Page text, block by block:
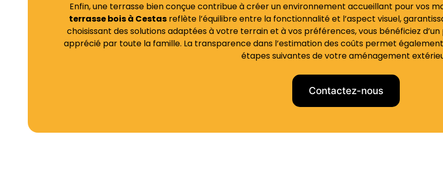
Enfin, une terrasse bien conçue contribue à créer un environnement accueillant pour vos
terrasse bois à Cestas reflète l’équilibre entre la fonctionnalité et l’aspect visuel,
choisissant des solutions adaptées à votre terrain et à vos préférences, vous bénéficiez
apprécié par toute la famille. La transparence dans l’estimation des coûts permet
étapes suivantes de votre aménagement
Contactez-nous